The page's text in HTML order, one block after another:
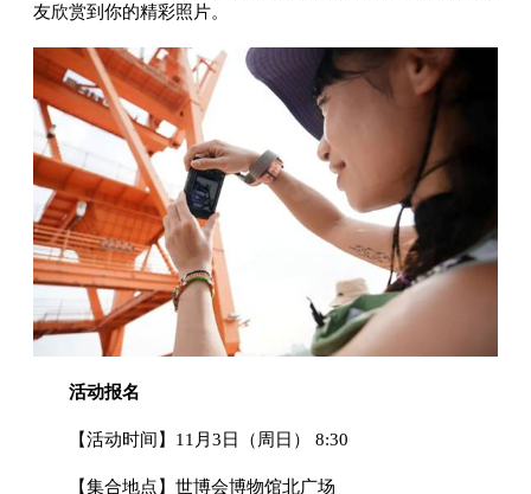
友欣赏到你的精彩照片。
活动报名
【活动时间】11月3日（周日） 8:30
【集合地点】世博会博物馆北广场